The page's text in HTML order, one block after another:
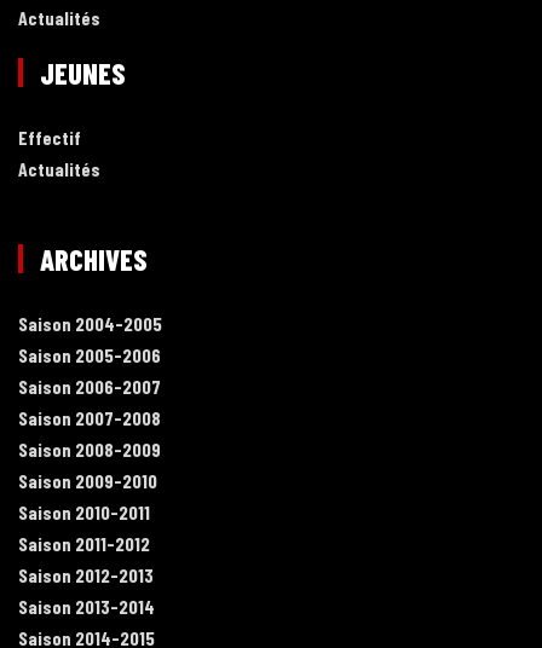
Actualités
JEUNES
Effectif
Actualités
ARCHIVES
Saison 2004-2005
Saison 2005-2006
Saison 2006-2007
Saison 2007-2008
Saison 2008-2009
Saison 2009-2010
Saison 2010-2011
Saison 2011-2012
Saison 2012-2013
Saison 2013-2014
Saison 2014-2015